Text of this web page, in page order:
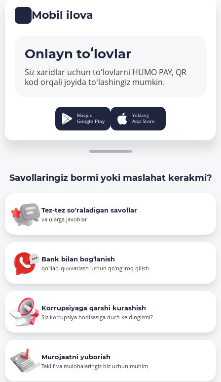
Mobil ilova
Onlayn toʻlovlar
Siz xaridlar uchun toʻlovlarni HUMO PAY, QR
kod orqali joyida toʻlashingiz mumkin.
Mavjud
Google Play
Yuklang
App Store
Savollaringiz bormi yoki maslahat kerakmi?
Tez-tez so'raladigan savollar
va ularga javoblar
Bank bilan bog‘lanish
qo'llab-quvvatlash uchun qo'ng'iroq qilish
Korrupsiyaga qarshi kurashish
Siz korrupsiya hodisasiga duch keldingizmi?
Murojaatni yuborish
Taklif va mulohalaringiz biz uchun muhim